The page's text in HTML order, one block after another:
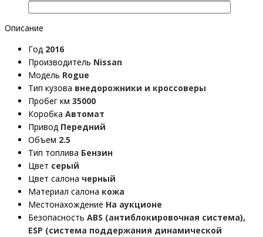
Описание
Год 2016
Производитель Nissan
Модель Rogue
Тип кузова внедорожники и кроссоверы
Пробег км 35000
Коробка Автомат
Привод Передний
Объем 2.5
Тип топлива Бензин
Цвет серый
Цвет салона черный
Материал салона кожа
Местонахождение На аукционе
Безопасность ABS (антиблокировочная система),
ESP (система поддержания динамической